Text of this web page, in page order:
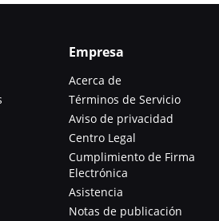
Empresa
Acerca de
Términos de Servicio
Aviso de privacidad
Centro Legal
Cumplimiento de Firma
Electrónica
Asistencia
Notas de publicación